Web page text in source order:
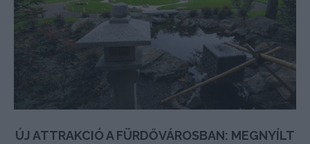
ÚJ ATTRAKCIÓ A FÜRDŐVÁROSBAN: MEGNYÍLT